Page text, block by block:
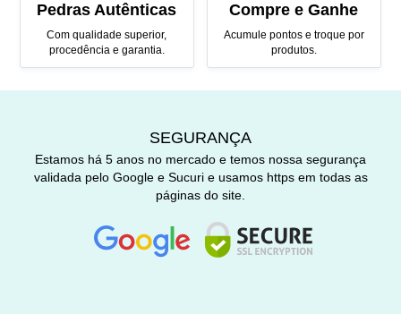
Pedras Autênticas
Com qualidade superior,
procedência e garantia.
Compre e Ganhe
Acumule pontos e troque por
produtos.
SEGURANÇA
Estamos há 5 anos no mercado e temos nossa segurança
validada pelo Google e Sucuri e usamos https em todas as
páginas do site.